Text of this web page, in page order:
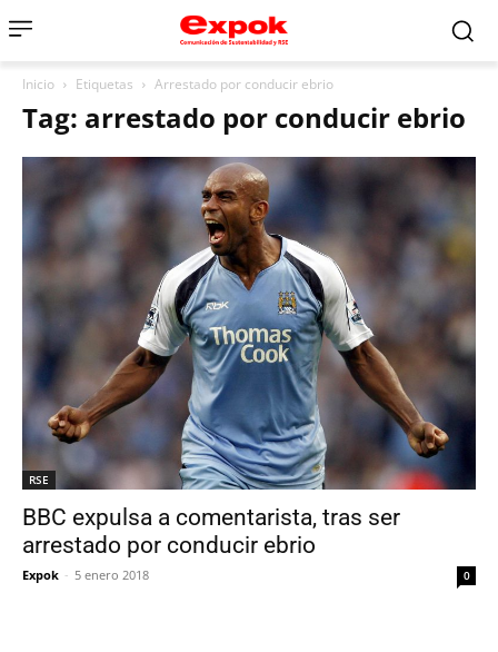
Inicio Etiquetas Arrestado por conducir ebrio
Tag: arrestado por conducir ebrio
RSE
BBC expulsa a comentarista, tras ser
arrestado por conducir ebrio
Expok - 5 enero 2018 0